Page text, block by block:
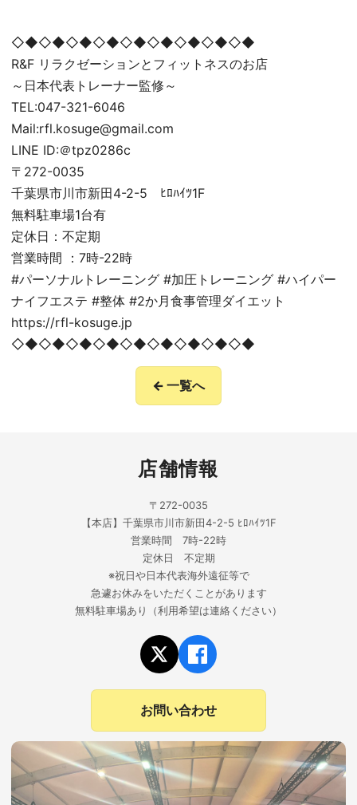
◇◆◇◆◇◆◇◆◇◆◇◆◇◆◇◆◇◆
R&F リラクゼーションとフィットネスのお店
～日本代表トレーナー監修～
TEL:047-321-6046
Mail:rfl.kosuge@gmail.com
LINE ID:＠tpz0286c
〒272-0035
千葉県市川市新田4-2-5 ﾋﾛﾊｲﾂ1F
無料駐車場1台有
定休日：不定期
営業時間 ：7時-22時
#パーソナルトレーニング #加圧トレーニング #ハイパー
ナイフエステ #整体 #2か月食事管理ダイエット
https://rfl-kosuge.jp
◇◆◇◆◇◆◇◆◇◆◇◆◇◆◇◆◇◆
← 一覧へ
店舗情報
〒272-0035
【本店】千葉県市川市新田4-2-5 ﾋﾛﾊｲﾂ1F
営業時間 7時-22時
定休日 不定期
※祝日や日本代表海外遠征等で
急遽お休みをいただくことがあります
無料駐車場あり（利用希望は連絡ください）
お問い合わせ